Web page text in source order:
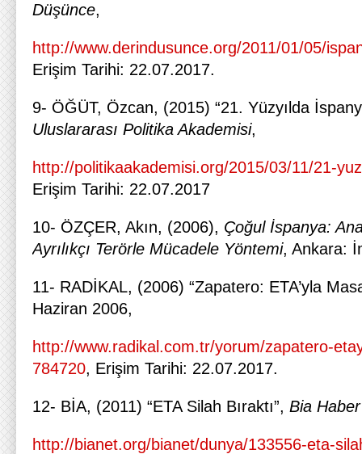
Düşünce,
http://www.derindusunce.org/2011/01/05/
Erişim Tarihi: 22.07.2017.
9- ÖĞÜT, Özcan, (2015) “21. Yüzyılda
Uluslararası Politika Akademisi,
http://politikaakademisi.org/2015/03/11/21-
Erişim Tarihi: 22.07.2017
10- ÖZÇER, Akın, (2006), Çoğul İspanya:
Ayrılıkçı Terörle Mücadele Yöntemi, Ankara:
11- RADİKAL, (2006) “Zapatero: ETA’yla
Haziran 2006,
http://www.radikal.com.tr/yorum/zapatero-
784720, Erişim Tarihi: 22.07.2017.
12- BİA, (2011) “ETA Silah Bıraktı”, Bia
http://bianet.org/bianet/dunya/133556-eta-